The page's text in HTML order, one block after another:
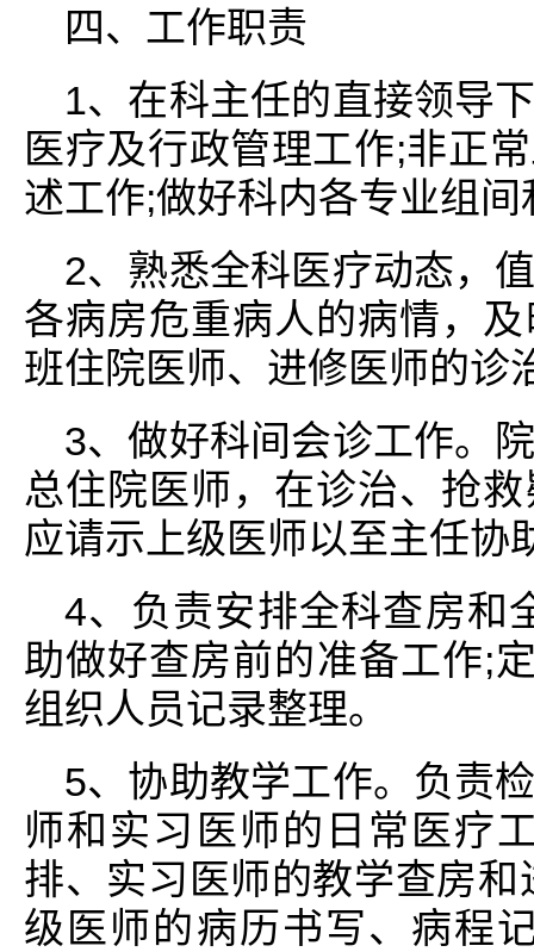
四、工作职责
1、在科主任的直接领导
医疗及行政管理工作;非正
述工作;做好科内各专业组
2、熟悉全科医疗动态，
各病房危重病人的病情，
班住院医师、进修医师的诊
3、做好科间会诊工作。
总住院医师，在诊治、抢
应请示上级医师以至主任协
4、负责安排全科查房和
助做好查房前的准备工作;
组织人员记录整理。
5、协助教学工作。负责
师和实习医师的日常医疗
排、实习医师的教学查房
级医师的病历书写、病程